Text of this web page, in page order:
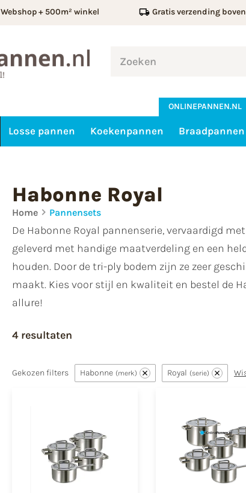
Webshop + 500m² winkel Gratis verzending
ONLINEPANNEN.NL
Losse pannen Koekenpannen Braadpannen
Habonne Royal
Home Pannensets
De Habonne Royal pannenserie, vervaardigd
geleverd met handige maatverdeling en een
houden. Door de tri-ply bodem zijn ze zeer
maakt. Kies voor stijl en kwaliteit en bestel de
allure!
4 resultaten
Gekozen filters Habonne merk Royal serie